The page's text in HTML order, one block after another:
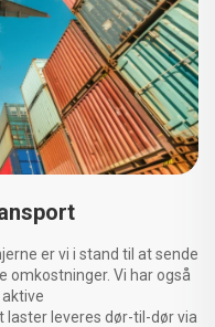
er vi i stand til at sende
omkostninger. Vi har også
laster leveres dør-til-dør via